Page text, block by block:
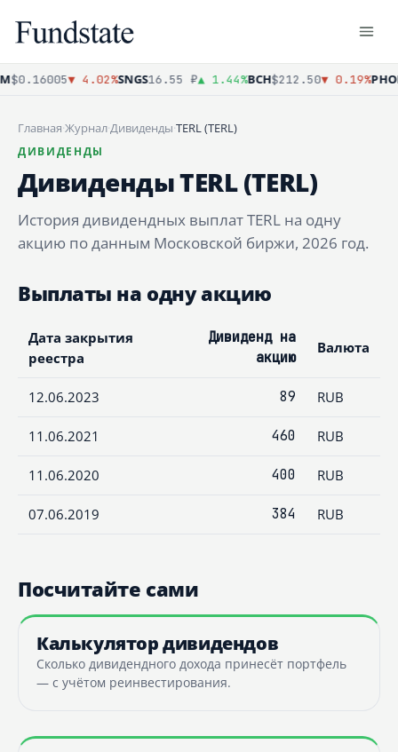
$0.16005▼ 4.02%SNGS16.55 ₽▲ 1.44%BCH$212.50▼ 0.19%PHOR
Главная·Журнал·Дивиденды·TERL (TERL)
ДИВИДЕНДЫ
Дивиденды TERL (TERL)
История дивидендных выплат TERL на одну
акцию по данным Московской биржи, 2026 год.
Выплаты на одну акцию
Дата закрытия
реестра
Дивиденд на
акцию
Валюта
12.06.2023 89 RUB
11.06.2021 460 RUB
11.06.2020 400 RUB
07.06.2019 384 RUB
Посчитайте сами
Калькулятор дивидендов
Сколько дивидендного дохода принесёт портфель
— с учётом реинвестирования.